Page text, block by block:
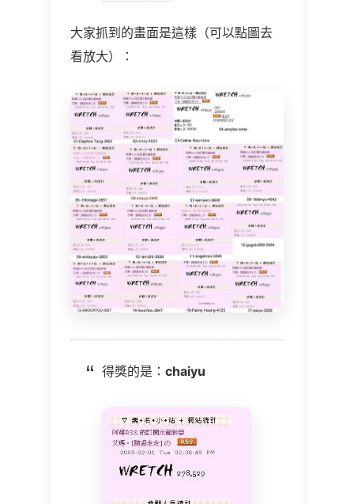
大家抓到的畫面是這樣（可以點圖去
看放大）：
得獎的是： chaiyu